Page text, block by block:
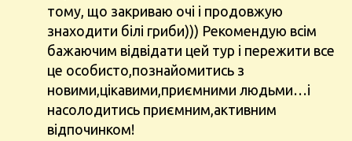
тому, що закриваю очі і продовжую
знаходити білі гриби))) Рекомендую всім
бажаючим відвідати цей тур і пережити все
це особисто,познайомитись з
новими,цікавими,приємними людьми…і
насолодитись приємним,активним
відпочинком!